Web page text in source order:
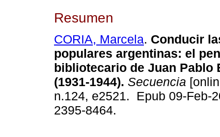
Resumen
CORIA, Marcela. Conducir
populares argentinas: el
bibliotecario de Juan Pablo
(1931-1944). Secuencia
n.124, e2521. Epub 09-Feb-
2395-8464.